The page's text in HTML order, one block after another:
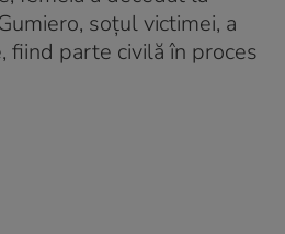
soţul victimei, a
fiind parte civilă în proces